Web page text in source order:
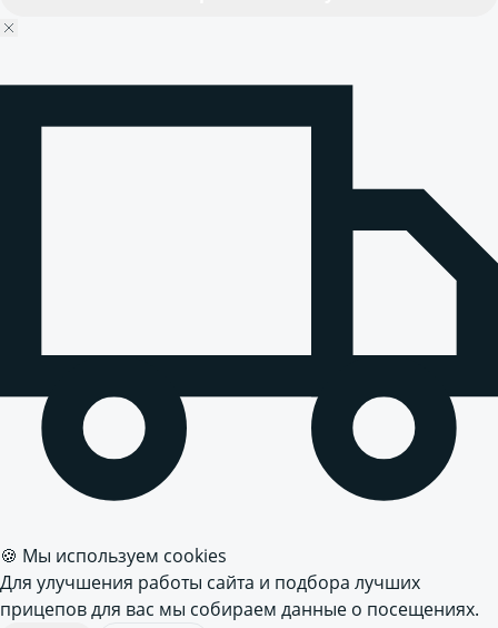
🍪 Мы используем cookies
Для улучшения работы сайта и подбора лучших
прицепов для вас мы собираем данные о посещениях.